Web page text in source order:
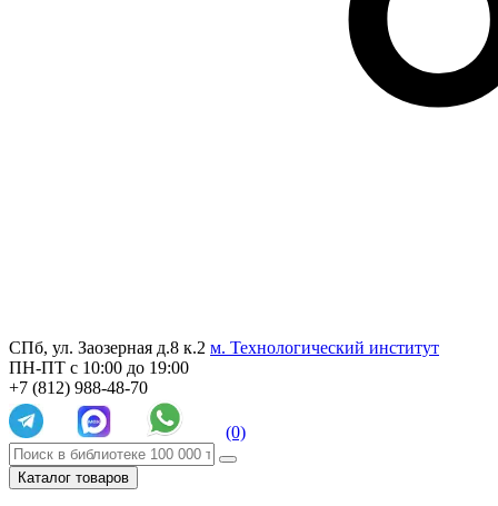
СПб, ул. Заозерная д.8 к.2 м. Технологический институт
ПН-ПТ с 10:00 до 19:00
+7 (812) 988-48-70
(0)
Каталог товаров